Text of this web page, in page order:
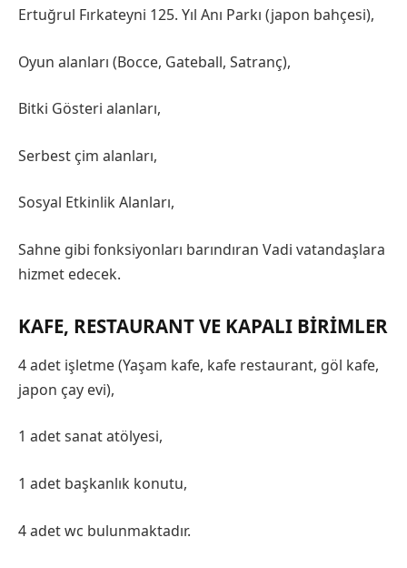
Ertuğrul Fırkateyni 125. Yıl Anı Parkı (japon bahçesi),
Oyun alanları (Bocce, Gateball, Satranç),
Bitki Gösteri alanları,
Serbest çim alanları,
Sosyal Etkinlik Alanları,
Sahne gibi fonksiyonları barındıran Vadi vatandaşlara
hizmet edecek.
KAFE, RESTAURANT VE KAPALI BIRIMLER
4 adet işletme (Yaşam kafe, kafe restaurant, göl kafe,
japon çay evi),
1 adet sanat atölyesi,
1 adet başkanlık konutu,
4 adet wc bulunmaktadır.